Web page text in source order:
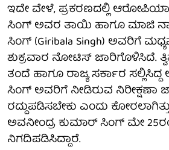
ಇದೇ ವೇಳೆ, ಪ್ರಕರಣದಲ್ಲಿ
ಸಿಂಗ್ ಅವರ ತಾಯಿ ಹಾಗೂ ಮಾಜಿ
ಸಿಂಗ್ (Giribala Singh) ಅವರಿಗೆ
ಶುಕ್ರವಾರ ನೋಟಿಸ್ ಜಾರಿಗೊಳಿಸಿದೆ.
ತಂದೆ ಹಾಗೂ ರಾಜ್ಯ ಸರ್ಕಾರ
ಸಿಂಗ್ ಅವರಿಗೆ ನೀಡಿರುವ ನಿರೀಕ್ಷಣಾ
ರದ್ದುಪಡಿಸಬೇಕು ಎಂದು
ಅವನೀಂದ್ರ ಕುಮಾರ್ ಸಿಂಗ್ ಮೇ
ನಿಗದಿಪಡಿಸಿದ್ದಾರೆ.